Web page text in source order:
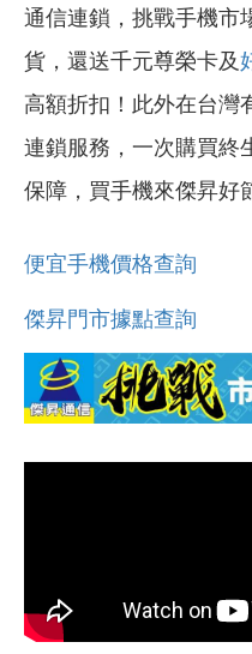
通信連鎖，挑戰手機市
貨，還送千元尊榮卡及
高額折扣！此外在台灣
連鎖服務，一次購買終
保障，買手機來傑昇好
便宜手機價格查詢
傑昇門市據點查詢